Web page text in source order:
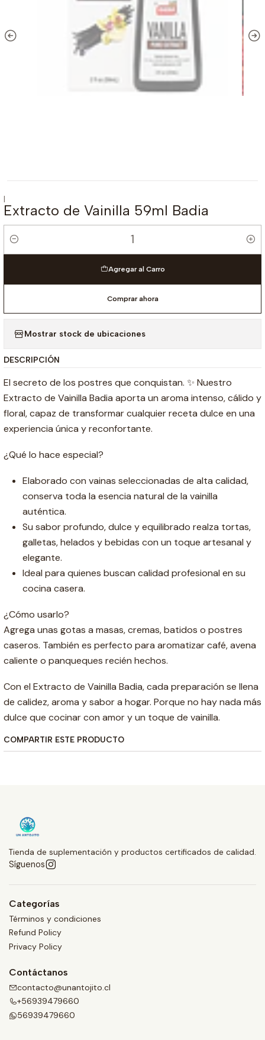
|
Extracto de Vainilla 59ml Badia
Cantidad
Agregar al Carro
Comprar ahora
Mostrar stock de ubicaciones
DESCRIPCIÓN
El secreto de los postres que conquistan. ✨ Nuestro
Extracto de Vainilla Badia aporta un aroma intenso, cálido y
floral, capaz de transformar cualquier receta dulce en una
experiencia única y reconfortante.
¿Qué lo hace especial?
Elaborado con vainas seleccionadas de alta calidad,
conserva toda la esencia natural de la vainilla
auténtica.
Su sabor profundo, dulce y equilibrado realza tortas,
galletas, helados y bebidas con un toque artesanal y
elegante.
Ideal para quienes buscan calidad profesional en su
cocina casera.
¿Cómo usarlo?
Agrega unas gotas a masas, cremas, batidos o postres
caseros. También es perfecto para aromatizar café, avena
caliente o panqueques recién hechos.
Con el Extracto de Vainilla Badia, cada preparación se llena
de calidez, aroma y sabor a hogar. Porque no hay nada más
dulce que cocinar con amor y un toque de vainilla.
COMPARTIR ESTE PRODUCTO
Tienda de suplementación y productos certificados de calidad.
Síguenos
Categorías
Términos y condiciones
Refund Policy
Privacy Policy
Contáctanos
contacto@unantojito.cl
+56939479660
56939479660